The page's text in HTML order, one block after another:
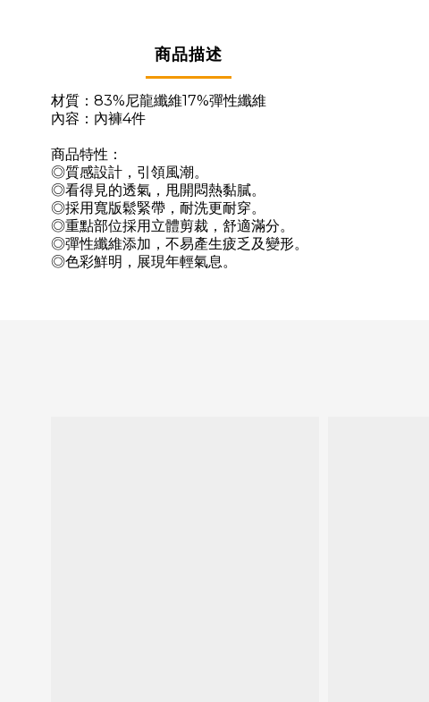
商品描述
材質：83%尼龍纖維17%彈性纖維
內容：內褲4件
商品特性：
◎質感設計，引領風潮。
◎看得見的透氣，甩開悶熱黏膩。
◎採用寬版鬆緊帶，耐洗更耐穿。
◎重點部位採用立體剪裁，舒適滿分。
◎彈性纖維添加，不易產生疲乏及變形。
◎色彩鮮明，展現年輕氣息。